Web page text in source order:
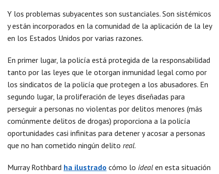
Y los problemas subyacentes son sustanciales. Son sistémicos
y están incorporados en la comunidad de la aplicación de la ley
en los Estados Unidos por varias razones.
En primer lugar, la policía está protegida de la responsabilidad
tanto por las leyes que le otorgan inmunidad legal como por
los sindicatos de la policía que protegen a los abusadores. En
segundo lugar, la proliferación de leyes diseñadas para
perseguir a personas no violentas por delitos menores (más
comúnmente delitos de drogas) proporciona a la policía
oportunidades casi infinitas para detener y acosar a personas
que no han cometido ningún delito real.
Murray Rothbard ha ilustrado cómo lo ideal en esta situación